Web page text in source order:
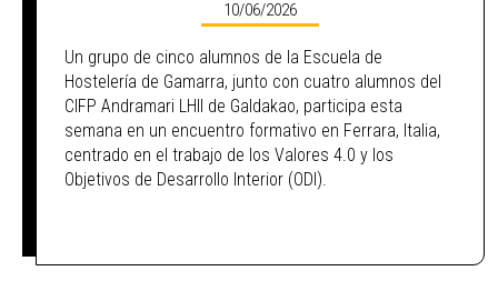
10/06/2026
Un grupo de cinco alumnos de la Escuela de
Hostelería de Gamarra, junto con cuatro alumnos del
CIFP Andramari LHII de Galdakao, participa esta
semana en un encuentro formativo en Ferrara, Italia,
centrado en el trabajo de los Valores 4.0 y los
Objetivos de Desarrollo Interior (ODI).